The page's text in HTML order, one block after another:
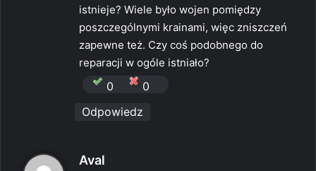
istnieje? Wiele było wojen pomiędzy
poszczególnymi krainami, więc zniszczeń
zapewne też. Czy coś podobnego do
reparacji w ogóle istniało?
0
0
Odpowiedz
Aval